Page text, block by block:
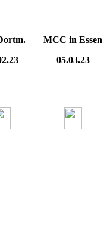
MCC in Essen
05.03.23